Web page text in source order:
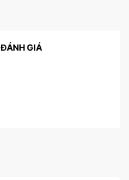
ĐÁNH GIÁ